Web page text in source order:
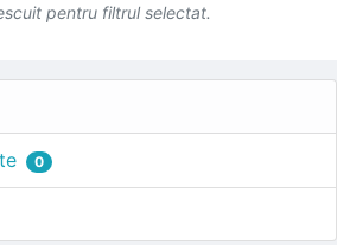
pentru filtrul selectat.
0